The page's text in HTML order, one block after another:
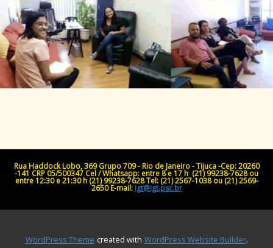
Rua Haddock Lobo, 369 Grupo 709 - Rio de Janeiro - Tijuca -Cep: 20260
-141 CRP 05/500347 Cel / Whatsapp: entre 8 e 17 h (21) 99238-7628 ou
entre 12:30 e 21:30 h (21) 99238-7628 Tel: (21) 2567-1038 ou (21) 2569-
2650 E-mail: igt@igt.psc.br
WordPress Theme created with WordPress Website Builder.